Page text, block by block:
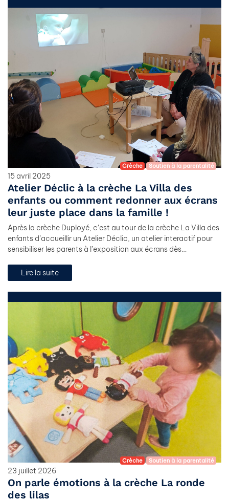
Crèche Soutien à la parentalité
15 avril 2025
Atelier Déclic à la crèche La Villa des
enfants ou comment redonner aux écrans
leur juste place dans la famille !
Après la crèche Duployé, c’est au tour de la crèche La Villa des
enfants d’accueillir un Atelier Déclic, un atelier interactif pour
sensibiliser les parents à l’exposition aux écrans dès…
Lire la suite
Crèche Soutien à la parentalité
23 juillet 2026
On parle émotions à la crèche La ronde
des lilas